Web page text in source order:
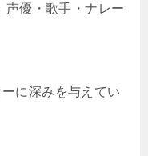
声優・歌手・ナレー
に深みを与えてい